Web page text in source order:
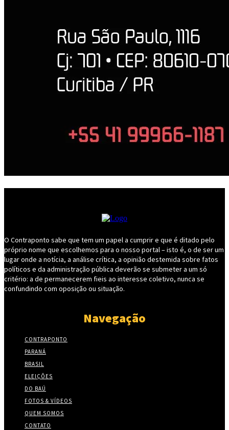
O Contraponto sabe que tem um papel a cumprir e que é ditado pelo
próprio nome que escolhemos para o nosso portal – isto é, o de ser um
lugar onde a notícia, a análise crítica, a opinião destemida sobre fatos
políticos e da administração pública deverão se submeter a um só
critério: a de permanecerem fieis ao interesse coletivo, nunca se
confundindo com oposição ou situação.
Navegação
CONTRAPONTO
PARANÁ
BRASIL
ELEIÇÕES
DO BAÚ
FOTOS & VÍDEOS
QUEM SOMOS
CONTATO